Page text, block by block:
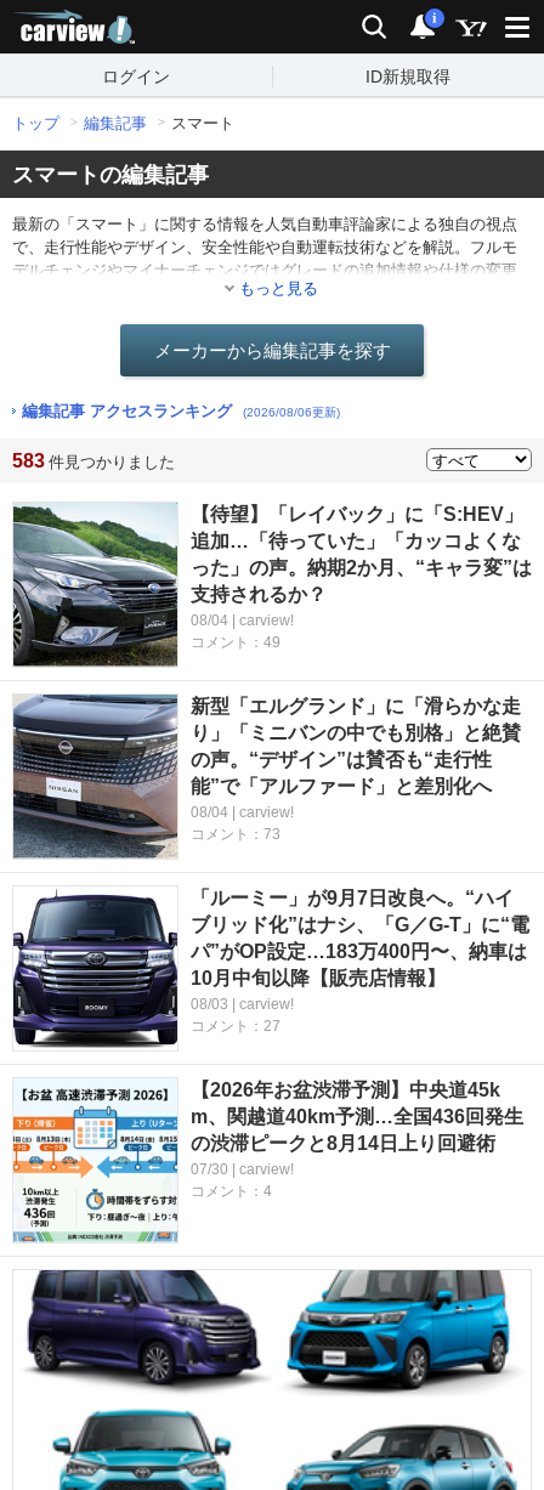
検索 通知
i
ログイン ID新規取得
トップ 編集記事 スマート
スマートの編集記事
最新の「スマート」に関する情報を人気自動車評論家による独自の視点
で、走行性能やデザイン、安全性能や自動運転技術などを解説。フルモ
デルチェンジやマイナーチェンジではグレードの追加情報や仕様の変更
点を分かりやすくレポート。他にも最新ニュースや海外のモーターショ
もっと見る
メーカーから編集記事を探す
編集記事 アクセスランキング (2026/08/06更新)
583 件見つかりました
【待望】「レイバック」に「S:HEV」
追加…「待っていた」「カッコよくな
った」の声。納期2か月、“キャラ変”は
支持されるか？
08/04 | carview!
コメント：49
新型「エルグランド」に「滑らかな走
り」「ミニバンの中でも別格」と絶賛
の声。“デザイン”は賛否も“走行性
能”で「アルファード」と差別化へ
08/04 | carview!
コメント：73
「ルーミー」が9月7日改良へ。“ハイ
ブリッド化”はナシ、「G／G-T」に“電
パ”がOP設定…183万400円〜、納車は
10月中旬以降【販売店情報】
08/03 | carview!
コメント：27
【2026年お盆渋滞予測】中央道45k
m、関越道40km予測…全国436回発生
の渋滞ピークと8月14日上り回避術
07/30 | carview!
コメント：4